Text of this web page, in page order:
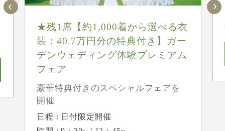
★残1席【約1,000着から選べる衣
装：40.7万円分の特典付き】ガー
デンウェディング体験プレミアム
フェア
豪華特典付きのスペシャルフェアを
開催
日程 : 日付限定開催